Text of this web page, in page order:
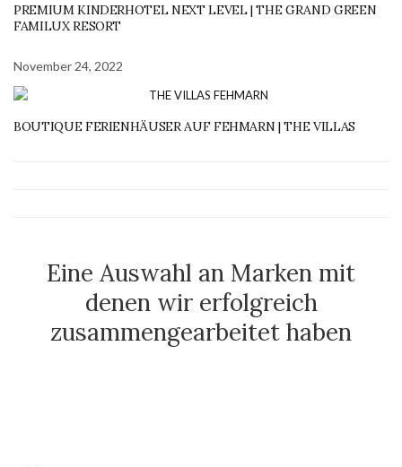
PREMIUM KINDERHOTEL NEXT LEVEL | THE GRAND GREEN
FAMILUX RESORT
November 24, 2022
BOUTIQUE FERIENHÄUSER AUF FEHMARN | THE VILLAS
Eine Auswahl an Marken mit
denen wir erfolgreich
zusammengearbeitet haben